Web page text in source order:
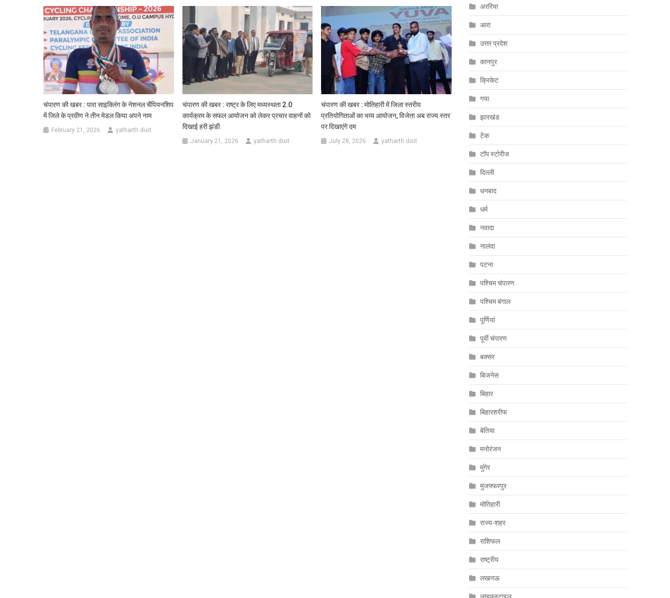
चंपारण की खबर : पारा साइक्लिंग के नेशनल चैंपियनशिप
में जिले के प्रवीण ने तीन मेडल किया अपने नाम
February 21, 2026 yatharth dixit
चंपारण की खबर : राष्ट्र के लिए मध्यस्थता 2.0
कार्यक्रम के सफल आयोजन को लेकर प्रचार वाहनों को
दिखाई हरी झंडी
January 21, 2026 yatharth dixit
चंपारण की खबर : मोतिहारी में जिला स्तरीय
प्रतियोगिताओं का भव्य आयोजन, विजेता अब राज्य स्तर
पर दिखाएंगे दम
July 28, 2026 yatharth dixit
अररिया
आरा
उत्तर प्रदेश
कानपुर
क्रिकेट
गया
झारखंड
टेक
टॉप स्टोरीज
दिल्ली
धनबाद
धर्म
नवादा
नालंदा
पटना
पश्चिम चंपारण
पश्चिम बंगाल
पूर्णियां
पूर्वी चंपारण
बक्सर
बिजनेस
बिहार
बिहारशरीफ
बेतिया
मनोरंजन
मुंगेर
मुजफ्फरपुर
मोतिहारी
राज्य-शहर
राशिफल
राष्ट्रीय
लखनऊ